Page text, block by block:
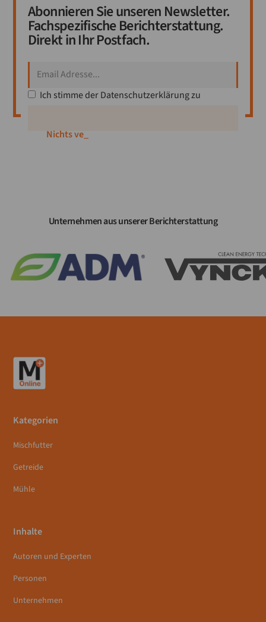
Abonnieren Sie unseren Newsletter.
Fachspezifische Berichterstattung.
Direkt in Ihr Postfach.
Ich stimme derDatenschutzerklärungzu
Nichts verpa
Unternehmen aus unserer Berichterstattung
Kategorien
Mischfutter
Getreide
Mühle
Inhalte
Autoren und Experten
Personen
Unternehmen